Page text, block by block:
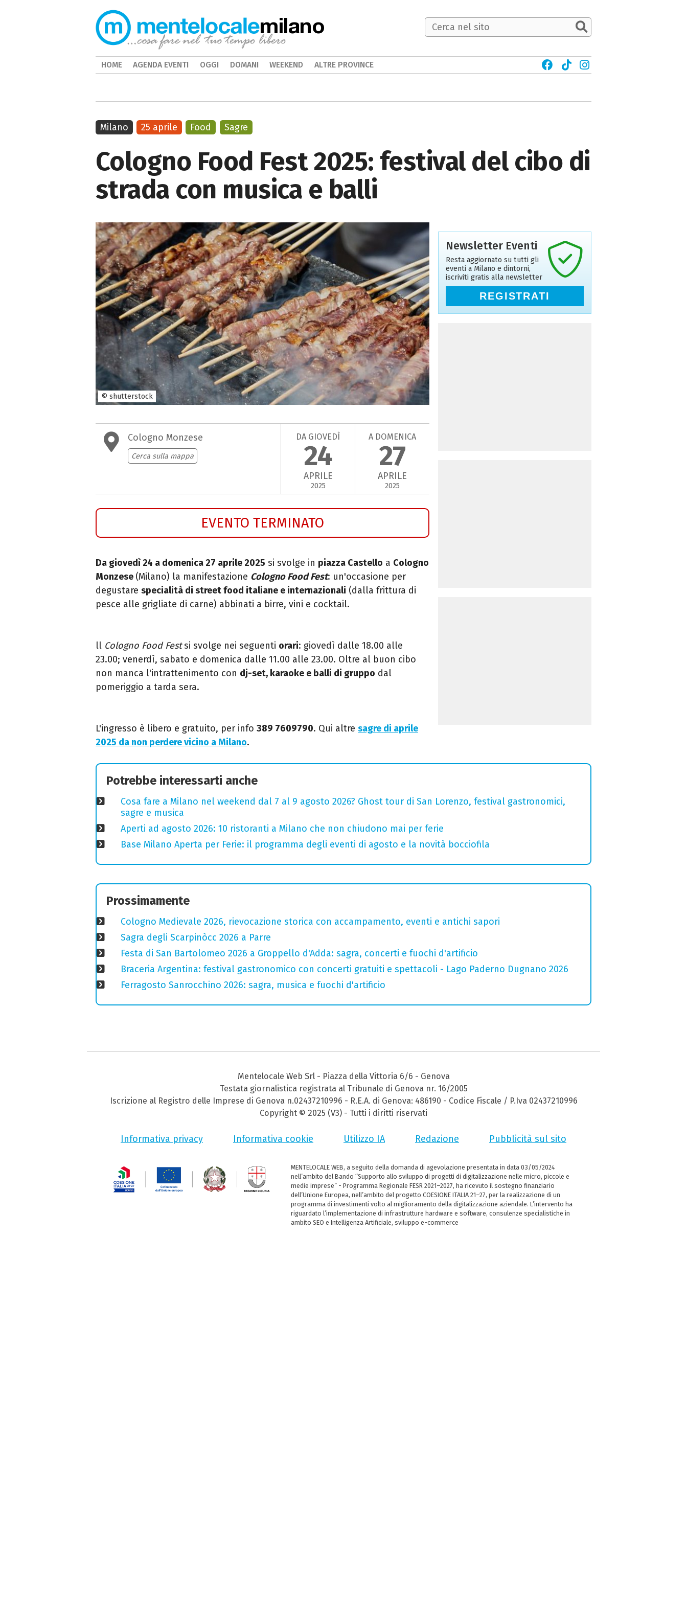
Cologno Food Fest 2025: festival del cibo di
strada con musica e balli
© shutterstock
Cologno Monzese
Cerca sulla mappa
DA GIOVEDÌ
24
APRILE
2025
A DOMENICA
27
APRILE
2025
EVENTO TERMINATO
Da giovedì 24 a domenica 27 aprile 2025 si svolge in piazza Castello a Cologno
Monzese (Milano) la manifestazione Cologno Food Fest: un'occasione per
degustare specialità di street food italiane e internazionali (dalla frittura di
pesce alle grigliate di carne) abbinati a birre, vini e cocktail.
ll Cologno Food Festsi svolge nei seguenti orari: giovedì dalle 18.00 alle
23.00; venerdì, sabato e domenica dalle 11.00 alle 23.00. Oltre al buon cibo
non manca l'intrattenimento con dj-set, karaoke e balli di gruppo dal
pomeriggio a tarda sera.
L'ingresso è libero e gratuito, per info 389 7609790. Qui altre sagre di aprile
2025 da non perdere vicino a Milano.
Milano 25 aprile Food Sagre
Newsletter Eventi
Resta aggiornato su tutti gli
eventi a Milano e dintorni,
iscriviti gratis alla newsletter
REGISTRATI
Potrebbe interessarti anche
Cosa fare a Milano nel weekend dal 7 al 9 agosto 2026? Ghost tour di San Lorenzo, festival gastronomici,
sagre e musica
Aperti ad agosto 2026: 10 ristoranti a Milano che non chiudono mai per ferie
Base Milano Aperta per Ferie: il programma degli eventi di agosto e la novità bocciofila
Prossimamente
Cologno Medievale 2026, rievocazione storica con accampamento, eventi e antichi sapori
Sagra degli Scarpinòcc 2026 a Parre
Festa di San Bartolomeo 2026 a Groppello d'Adda: sagra, concerti e fuochi d'artificio
Braceria Argentina: festival gastronomico con concerti gratuiti e spettacoli - Lago Paderno Dugnano 2026
Ferragosto Sanrocchino 2026: sagra, musica e fuochi d'artificio
milano
HOME AGENDA EVENTI OGGI DOMANI WEEKEND ALTRE PROVINCE
Mentelocale Web Srl - Piazza della Vittoria 6/6 - Genova
Testata giornalistica registrata al Tribunale di Genova nr. 16/2005
Iscrizione al Registro delle Imprese di Genova n.02437210996 - R.E.A. di Genova: 486190 - Codice Fiscale / P.Iva 02437210996
Copyright © 2025 (V3) - Tutti i diritti riservati
Informativa privacy Informativa cookie Utilizzo IA Redazione Pubblicità sul sito
MENTELOCALE WEB, a seguito della domanda di agevolazione presentata in data 03/05/2024
nell’ambito del Bando “Supporto allo sviluppo di progetti di digitalizzazione nelle micro, piccole e
medie imprese” - Programma Regionale FESR 2021–2027, ha ricevuto il sostegno finanziario
dell’Unione Europea, nell’ambito del progetto COESIONE ITALIA 21–27, per la realizzazione di un
programma di investimenti volto al miglioramento della digitalizzazione aziendale. L’intervento ha
riguardato l’implementazione di infrastrutture hardware e software, consulenze specialistiche in
ambito SEO e Intelligenza Artificiale, sviluppo e-commerce